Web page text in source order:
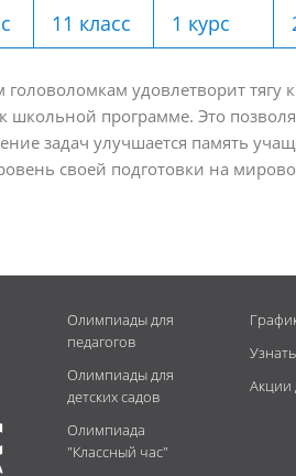
11 класс 1 курс
удовлетворит тягу
школьной программе. Это
задач улучшается память
своей подготовки на
Олимпиады для
педагогов
Олимпиады для
детских садов
Олимпиада
"Классный час"
Акции